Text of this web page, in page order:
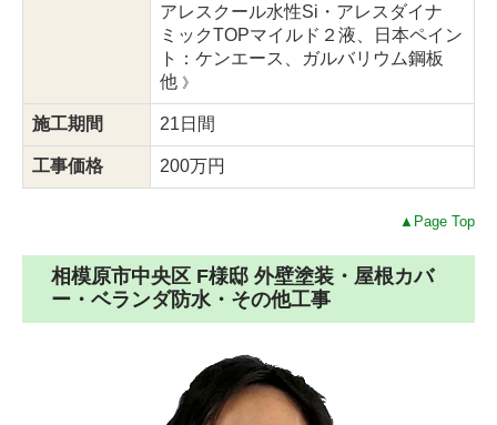
アレスクール水性Si・アレスダイナ
ミックTOPマイルド２液、日本ペイン
ト：ケンエース、ガルバリウム鋼板
他 》
施工期間 21日間
工事価格 200万円
▲Page Top
相模原市中央区 F様邸 外壁塗装・屋根カバ
ー・ベランダ防水・その他工事